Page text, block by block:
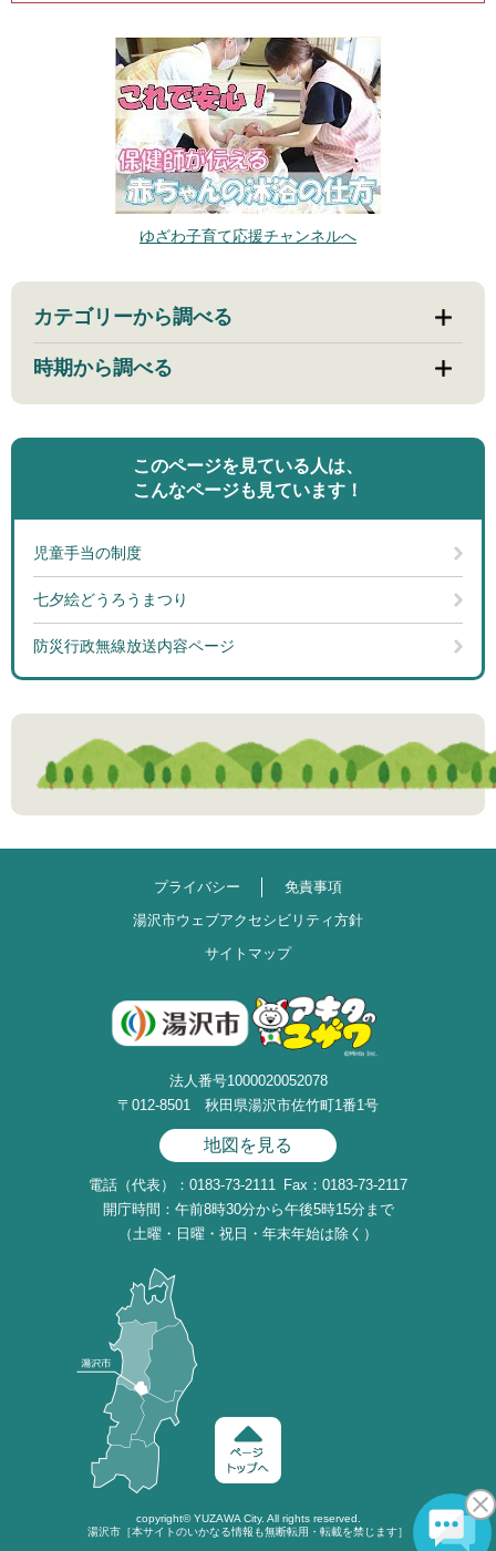
ゆざわ子育て応援チャンネルへ
カテゴリーから調べる
時期から調べる
このページを見ている人は、
こんなページも見ています！
児童手当の制度
七夕絵どうろうまつり
防災行政無線放送内容ページ
プライバシー
免責事項
湯沢市ウェブアクセシビリティ方針
サイトマップ
法人番号1000020052078
〒012-8501 秋田県湯沢市佐竹町1番1号
地図を見る
電話（代表）：0183-73-2111
Fax：0183-73-2117
開庁時間：午前8時30分から午後5時15分まで
（土曜・日曜・祝日・年末年始は除く）
copyright©YUZAWACity. All rights reserved.
湯沢市［本サイトのいかなる情報も無断転用・転載を禁じます］